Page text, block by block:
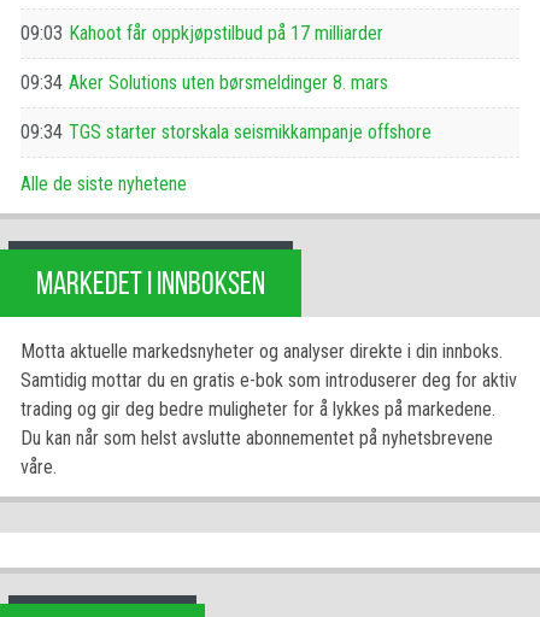
09:03 Kahoot får oppkjøpstilbud på 17 milliarder
09:34 Aker Solutions uten børsmeldinger 8. mars
09:34 TGS starter storskala seismikkampanje offshore
Alle de siste nyhetene
MARKEDET I INNBOKSEN
Motta aktuelle markedsnyheter og analyser direkte i din innboks.
Samtidig mottar du en gratis e-bok som introduserer deg for aktiv
trading og gir deg bedre muligheter for å lykkes på markedene.
Du kan når som helst avslutte abonnementet på nyhetsbrevene
våre.